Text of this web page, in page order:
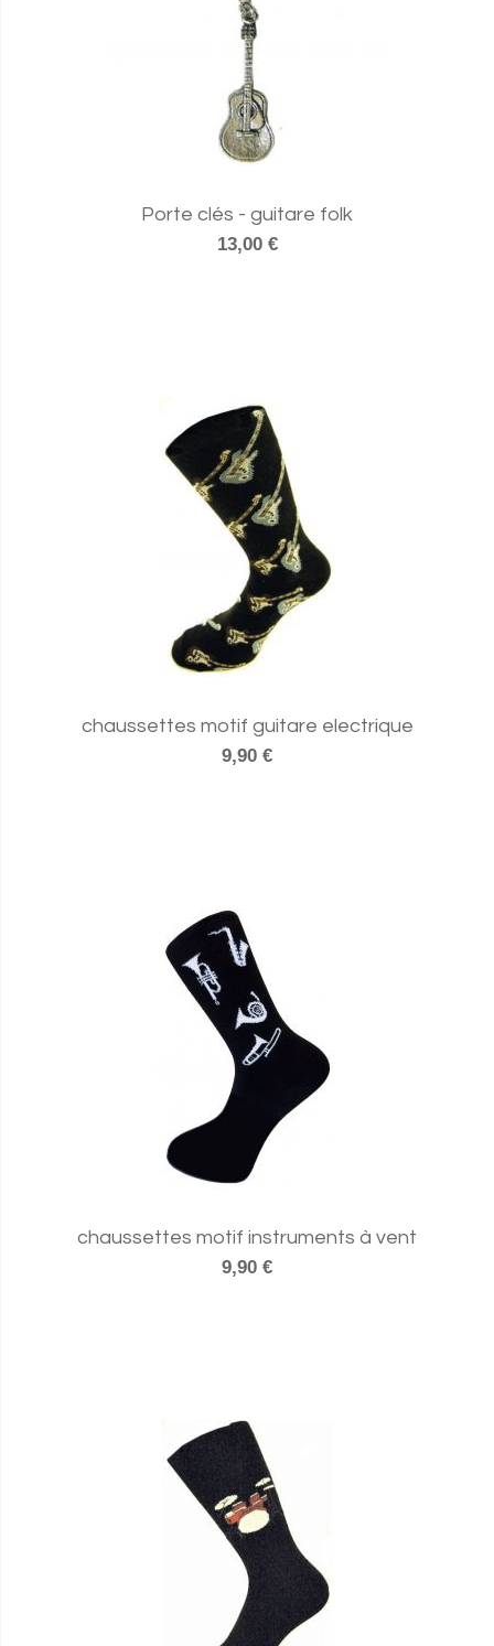
Porte clés - guitare folk
13,00 €
chaussettes motif guitare electrique
9,90 €
chaussettes motif instruments à vent
9,90 €